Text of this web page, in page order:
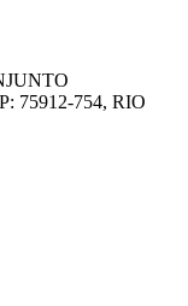
75912-754, RIO